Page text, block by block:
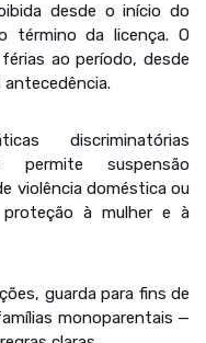
desde o início do
término da licença. O
ao período, desde
antecedência.
discriminatórias
suspensão
violência doméstica ou
proteção à mulher e à
guarda para fins de
monoparentais —